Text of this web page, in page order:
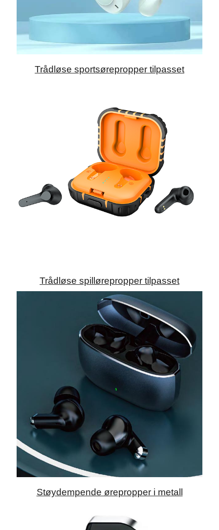
Trådløse sportsørepropper tilpasset
Trådløse spillørepropper tilpasset
Støydempende ørepropper i metall